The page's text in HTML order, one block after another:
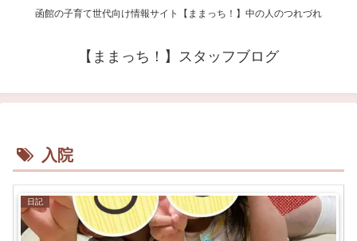
函館の子育て世代向け情報サイト【ままっち！】中の人のつれづれ
【ままっち！】スタッフブログ
入院
日記